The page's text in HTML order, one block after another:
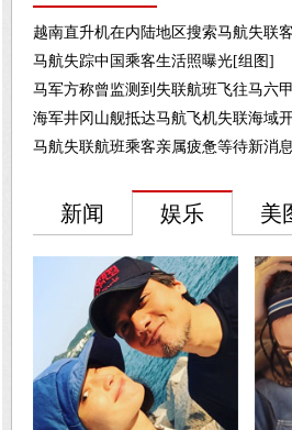
越南直升机在内陆地区搜索马航失联
马航失踪中国乘客生活照曝光[组图]
马军方称曾监测到失联航班飞往马六
海军井冈山舰抵达马航飞机失联海域
马航失联航班乘客亲属疲惫等待新消